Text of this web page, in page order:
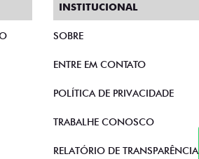
INSTITUCIONAL
SOBRE
ENTRE EM CONTATO
POLÍTICA DE PRIVACIDADE
TRABALHE CONOSCO
RELATÓRIO DE TRANSPARÊNCIA